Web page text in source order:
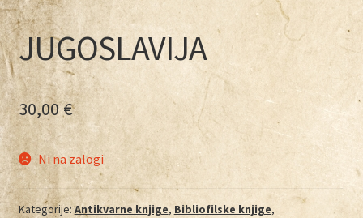
JUGOSLAVIJA
30,00€
Ni na zalogi
Kategorije:Antikvarne knjige, Bibliofilske knjige,